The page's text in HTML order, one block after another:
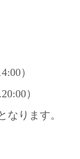
）
）
なります。